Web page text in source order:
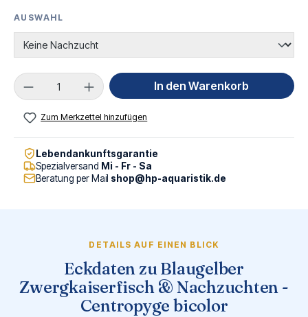
AUSWAHL
AUSWÄHLEN
Produkt Anzahl: Gib den gewünschten Wert
In den Warenkorb
Zum Merkzettel hinzufügen
Lebendankunftsgarantie
Spezialversand Mi - Fr - Sa
Beratung per Mail shop@hp-aquaristik.de
DETAILS AUF EINEN BLICK
Eckdaten zu Blaugelber
Zwergkaiserfisch & Nachzuchten -
Centropyge bicolor